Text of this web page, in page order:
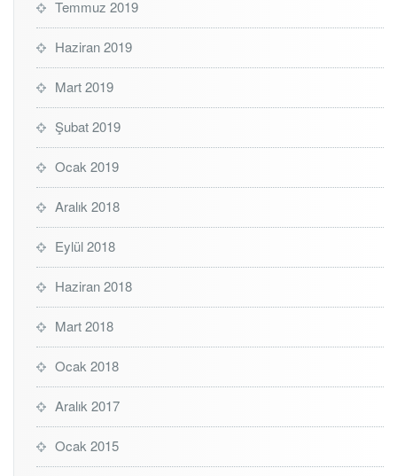
Temmuz 2019
Haziran 2019
Mart 2019
Şubat 2019
Ocak 2019
Aralık 2018
Eylül 2018
Haziran 2018
Mart 2018
Ocak 2018
Aralık 2017
Ocak 2015